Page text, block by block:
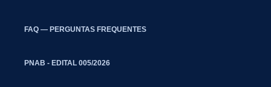
FAQ — PERGUNTAS FREQUENTES
PNAB - EDITAL 005/2026